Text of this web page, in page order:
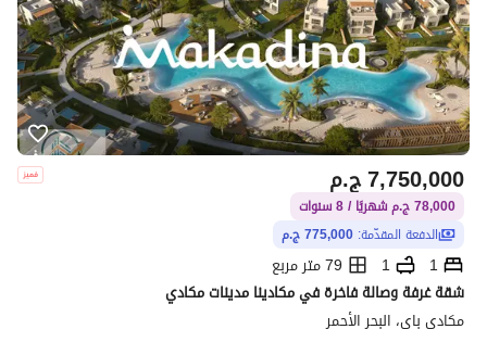
ج.م7,750,000
78,000 ج.م شهريًا / 8 سنوات
الدفعة المقدّمة: 775,000 ج.م
1
1
79 متر مربع
شقة غرفة وصالة فاخرة في مكادينا مدينات مكادي
مكادى باى، البحر الأحمر